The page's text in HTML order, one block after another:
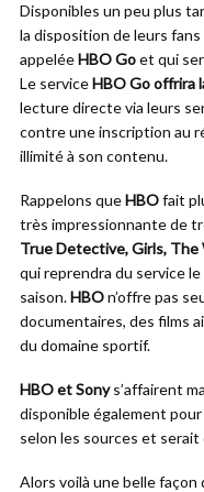
Disponibles un peu plus
la disposition de leurs
appeléeHBO Goet qui
Le serviceHBO Go offrira
lecture directe via leurs
contre une inscription au
illimité à son contenu.
Rappelons queHBOfait
très impressionnante de
True Detective, Girls, The
qui reprendra du service
saison.HBOn’offre pas
documentaires, des films
du domaine sportif.
HBO et Sonys’affairent
disponible également pour
selon les sources et
Alors voilà une belle façon